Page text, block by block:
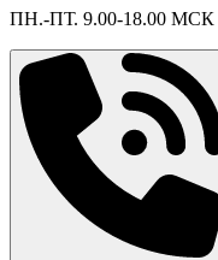
ПН.-ПТ. 9.00-18.00 МСК